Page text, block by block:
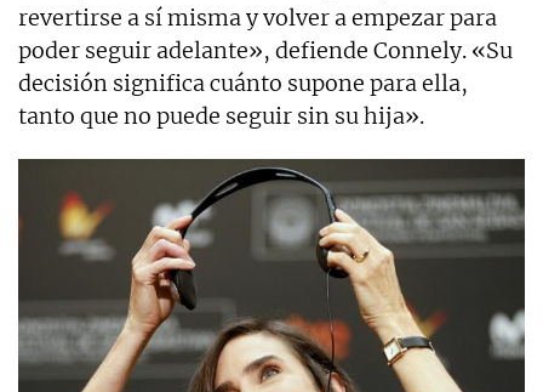
revertirse a sí misma y volver a empezar para
poder seguir adelante», defiende Connely. «Su
decisión significa cuánto supone para ella,
tanto que no puede seguir sin su hija».